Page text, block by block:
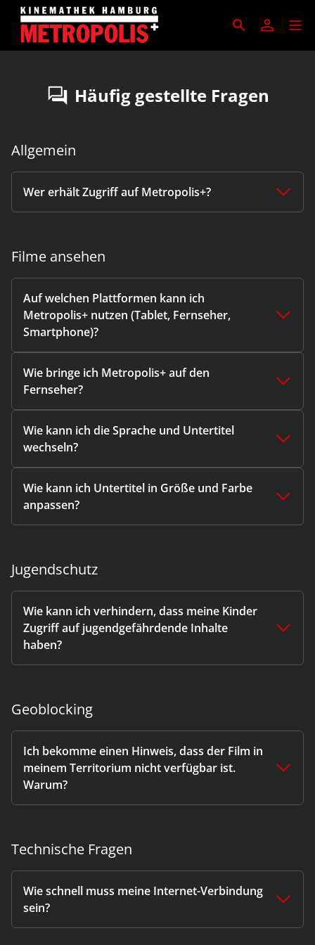
Häufig gestellte Fragen
Allgemein
Wer erhält Zugriff auf Metropolis+?
Filme ansehen
Auf welchen Plattformen kann ich
Metropolis+ nutzen (Tablet, Fernseher,
Smartphone)?
Wie bringe ich Metropolis+ auf den
Fernseher?
Wie kann ich die Sprache und Untertitel
wechseln?
Wie kann ich Untertitel in Größe und Farbe
anpassen?
Jugendschutz
Wie kann ich verhindern, dass meine Kinder
Zugriff auf jugendgefährdende Inhalte
haben?
Geoblocking
Ich bekomme einen Hinweis, dass der Film in
meinem Territorium nicht verfügbar ist.
Warum?
Technische Fragen
Wie schnell muss meine Internet-Verbindung
sein?